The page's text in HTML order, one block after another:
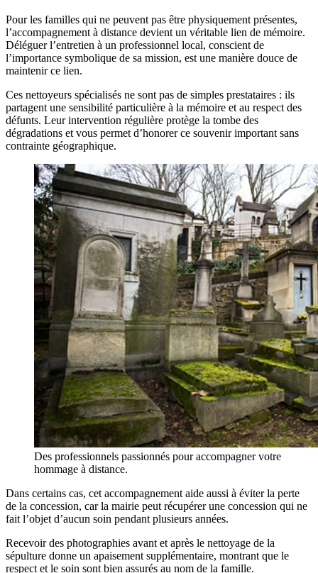
Pour les familles qui ne peuvent pas être physiquement présentes,
l’accompagnement à distance devient un véritable lien de mémoire.
Déléguer l’entretien à un professionnel local, conscient de
l’importance symbolique de sa mission, est une manière douce de
maintenir ce lien.
Ces nettoyeurs spécialisés ne sont pas de simples prestataires : ils
partagent une sensibilité particulière à la mémoire et au respect des
défunts. Leur intervention régulière protège la tombe des
dégradations et vous permet d’honorer ce souvenir important sans
contrainte géographique.
Des professionnels passionnés pour accompagner votre
hommage à distance.
Dans certains cas, cet accompagnement aide aussi à éviter la perte
de la concession, car la mairie peut récupérer une concession qui ne
fait l’objet d’aucun soin pendant plusieurs années.
Recevoir des photographies avant et après le nettoyage de la
sépulture donne un apaisement supplémentaire, montrant que le
respect et le soin sont bien assurés au nom de la famille.